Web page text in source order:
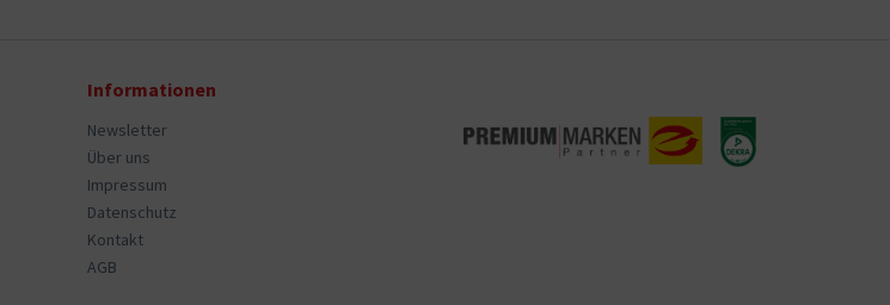
Informationen
Newsletter
Über uns
Impressum
Datenschutz
Kontakt
AGB